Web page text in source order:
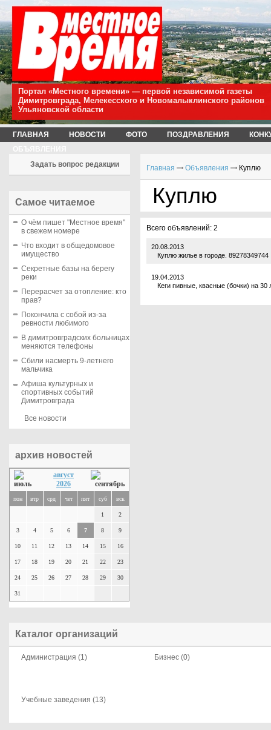
Портал «Местного времени» — первой независимой газеты
Димитровграда, Мелекесского и Новомалыклинского районов
Ульяновской области
ГЛАВНАЯ НОВОСТИ ФОТО ПОЗДРАВЛЕНИЯ
ОБЪЯВЛЕНИЯ
Задать вопрос редакции
Самое читаемое
О чём пишет "Местное время"
в свежем номере
Что входит в общедомовое
имущество
Секретные базы на берегу
реки
Перерасчет за отопление: кто
прав?
Покончила с собой из-за
ревности любимого
В димитровградских больницах
меняются телефоны
Сбили насмерть 9-летнего
мальчика
Афиша культурных и
спортивных событий
Димитровграда
Все новости
архив новостей
август
2026
пон втр срд чет пят суб вск
1 2
3 4 5 6 7 8 9
10 11 12 13 14 15 16
17 18 19 20 21 22 23
24 25 26 27 28 29 30
31
Главная Объявления Куплю
Куплю
Всего объявлений: 2
20.08.2013
Куплю жилье в городе. 89278349744
19.04.2013
Кеги пивные, квасные (бочки) на 30
Каталог организаций
Администрация (1) Бизнес (0)
Учебные заведения (13)